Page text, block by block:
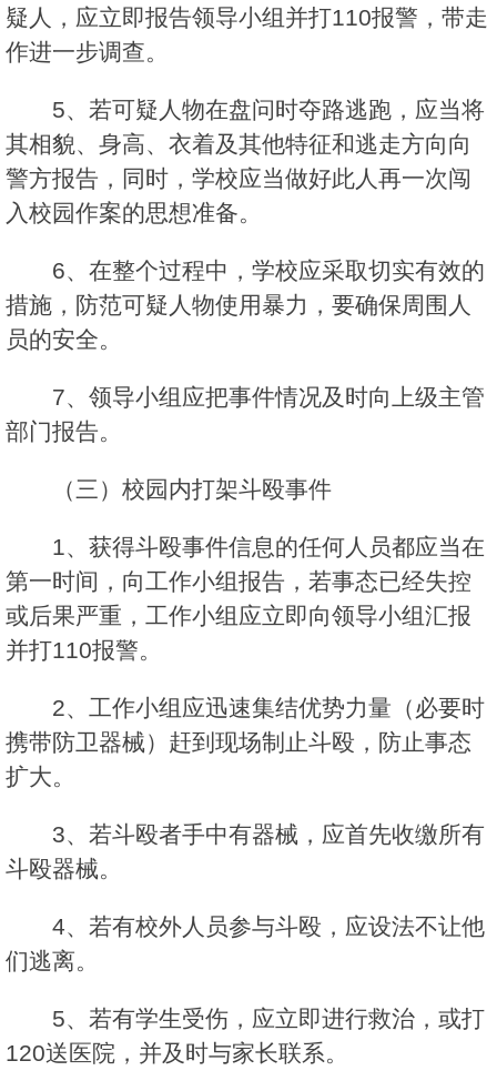
疑人，应立即报告领导小组并打110报警，带走
作进一步调查。
5、若可疑人物在盘问时夺路逃跑，应当将
其相貌、身高、衣着及其他特征和逃走方向向
警方报告，同时，学校应当做好此人再一次闯
入校园作案的思想准备。
6、在整个过程中，学校应采取切实有效的
措施，防范可疑人物使用暴力，要确保周围人
员的安全。
7、领导小组应把事件情况及时向上级主管
部门报告。
（三）校园内打架斗殴事件
1、获得斗殴事件信息的任何人员都应当在
第一时间，向工作小组报告，若事态已经失控
或后果严重，工作小组应立即向领导小组汇报
并打110报警。
2、工作小组应迅速集结优势力量（必要时
携带防卫器械）赶到现场制止斗殴，防止事态
扩大。
3、若斗殴者手中有器械，应首先收缴所有
斗殴器械。
4、若有校外人员参与斗殴，应设法不让他
们逃离。
5、若有学生受伤，应立即进行救治，或打
120送医院，并及时与家长联系。